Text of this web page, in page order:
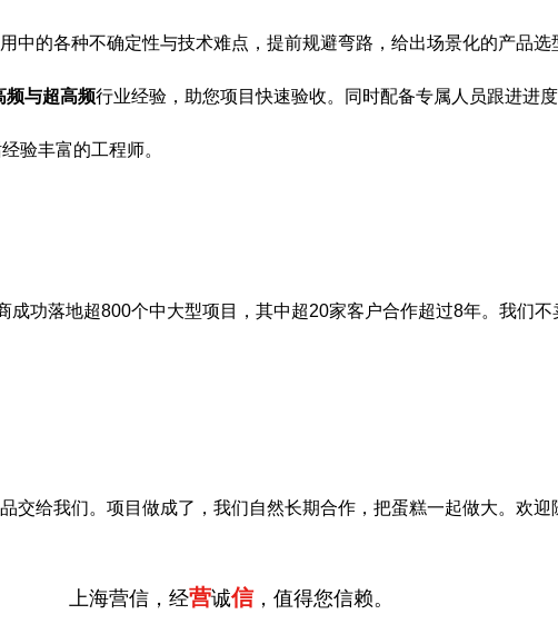
中的各种不确定性与技术难点，提前规避弯路，给出场景化的产品选
频与超高频行业经验，助您项目快速验收。同时配备专属人员跟进进度
验丰富的工程师。
功落地超800个中大型项目，其中超20家客户合作超过8年。我们不
交给我们。项目做成了，我们自然长期合作，把蛋糕一起做大。欢迎
上海营信，经营诚信，值得您信赖。